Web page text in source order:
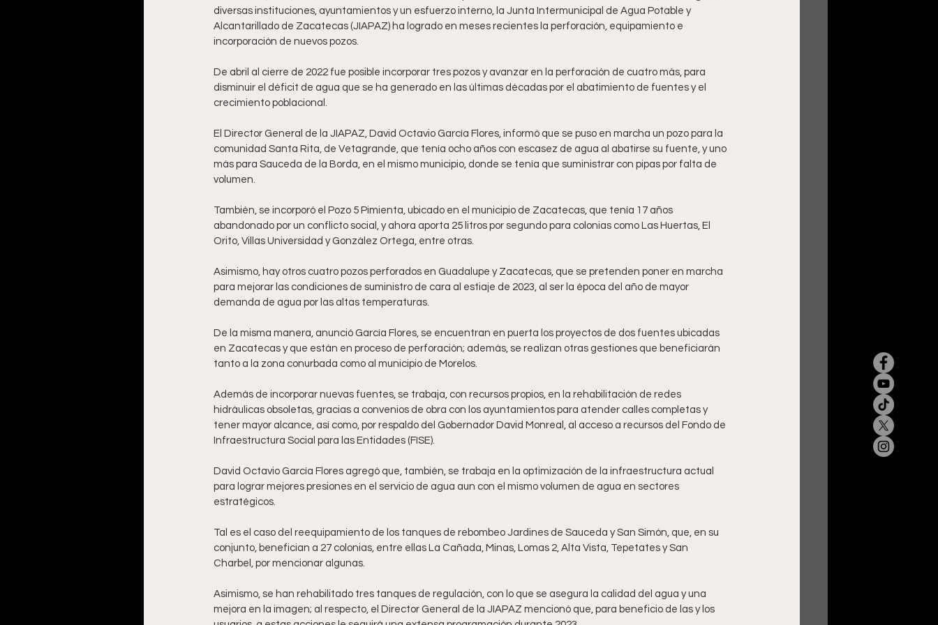
diversas instituciones, ayuntamientos y un esfuerzo interno, la Junta Intermunicipal de Agua Potable y
Alcantarillado de Zacatecas (JIAPAZ) ha logrado en meses recientes la perforación, equipamiento e
incorporación de nuevos pozos.
De abril al cierre de 2022 fue posible incorporar tres pozos y avanzar en la perforación de cuatro más, para
disminuir el déficit de agua que se ha generado en las últimas décadas por el abatimiento de fuentes y el
crecimiento poblacional.
El Director General de la JIAPAZ, David Octavio García Flores, informó que se puso en marcha un pozo para la
comunidad Santa Rita, de Vetagrande, que tenía ocho años con escasez de agua al abatirse su fuente, y uno
más para Sauceda de la Borda, en el mismo municipio, donde se tenía que suministrar con pipas por falta de
volumen.
También, se incorporó el Pozo 5 Pimienta, ubicado en el municipio de Zacatecas, que tenía 17 años
abandonado por un conflicto social, y ahora aporta 25 litros por segundo para colonias como Las Huertas, El
Orito, Villas Universidad y González Ortega, entre otras.
Asimismo, hay otros cuatro pozos perforados en Guadalupe y Zacatecas, que se pretenden poner en marcha
para mejorar las condiciones de suministro de cara al estiaje de 2023, al ser la época del año de mayor
demanda de agua por las altas temperaturas.
De la misma manera, anunció García Flores, se encuentran en puerta los proyectos de dos fuentes ubicadas
en Zacatecas y que están en proceso de perforación; además, se realizan otras gestiones que beneficiarán
tanto a la zona conurbada como al municipio de Morelos.
Además de incorporar nuevas fuentes, se trabaja, con recursos propios, en la rehabilitación de redes
hidráulicas obsoletas, gracias a convenios de obra con los ayuntamientos para atender calles completas y
tener mayor alcance, así como, por respaldo del Gobernador David Monreal, al acceso a recursos del Fondo de
Infraestructura Social para las Entidades (FISE).
David Octavio García Flores agregó que, también, se trabaja en la optimización de la infraestructura actual
para lograr mejores presiones en el servicio de agua aun con el mismo volumen de agua en sectores
estratégicos.
Tal es el caso del reequipamiento de los tanques de rebombeo Jardines de Sauceda y San Simón, que, en su
conjunto, benefician a 27 colonias, entre ellas La Cañada, Minas, Lomas 2, Alta Vista, Tepetates y San
Charbel, por mencionar algunas.
Asimismo, se han rehabilitado tres tanques de regulación, con lo que se asegura la calidad del agua y una
mejora en la imagen; al respecto, el Director General de la JIAPAZ mencionó que, para beneficio de las y los